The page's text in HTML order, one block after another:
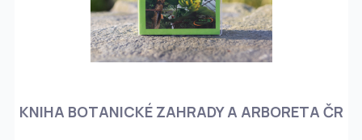
KNIHA BOTANICKÉ ZAHRADY A ARBORETA ČR